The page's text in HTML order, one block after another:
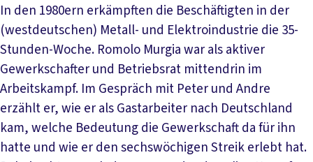
In den 1980ern erkämpften die Beschäftigten in der
(westdeutschen) Metall- und Elektroindustrie die 35-
Stunden-Woche. Romolo Murgia war als aktiver
Gewerkschafter und Betriebsrat mittendrin im
Arbeitskampf. Im Gespräch mit Peter und Andre
erzählt er, wie er als Gastarbeiter nach Deutschland
kam, welche Bedeutung die Gewerkschaft da für ihn
hatte und wie er den sechswöchigen Streik erlebt hat.